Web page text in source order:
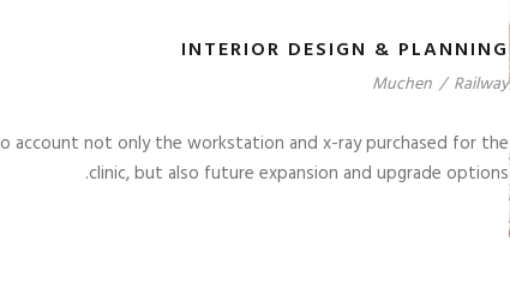
INTERIOR DESIGN & PLANNING
Muchen / Railway
account not only the workstation and x-ray purchased for the
clinic, but also future expansion and upgrade options.